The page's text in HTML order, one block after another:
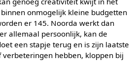
onmogelijk kleine budgetten
er 145. Noorda werkt dan
allemaal persoonlijk, kan de
een stapje terug en is zijn laatste
verbeteringen hebben, kloppen bij